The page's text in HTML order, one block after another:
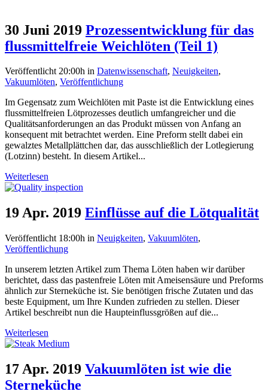
30 Juni 2019 Prozessentwicklung für das
flussmittelfreie Weichlöten (Teil 1)
Veröffentlicht 20:00h in Datenwissenschaft, Neuigkeiten,
Vakuumlöten, Veröffentlichung
Im Gegensatz zum Weichlöten mit Paste ist die Entwicklung eines
flussmittelfreien Lötprozesses deutlich umfangreicher und die
Qualitätsanforderungen an das Produkt müssen von Anfang an
konsequent mit betrachtet werden. Eine Preform stellt dabei ein
gewalztes Metallplättchen dar, das ausschließlich der Lotlegierung
(Lotzinn) besteht. In diesem Artikel...
Weiterlesen
19 Apr. 2019 Einflüsse auf die Lötqualität
Veröffentlicht 18:00h in Neuigkeiten, Vakuumlöten,
Veröffentlichung
In unserem letzten Artikel zum Thema Löten haben wir darüber
berichtet, dass das pastenfreie Löten mit Ameisensäure und Preforms
ähnlich zur Sterneküche ist. Sie benötigen frische Zutaten und das
beste Equipment, um Ihre Kunden zufrieden zu stellen. Dieser
Artikel beschreibt nun die Haupteinflussgrößen auf die...
Weiterlesen
17 Apr. 2019 Vakuumlöten ist wie die
Sterneküche